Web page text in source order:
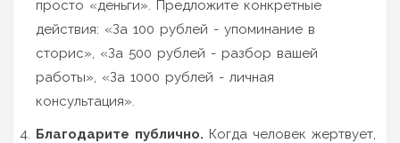
просто «деньги». Предложите конкретные
действия: «За 100 рублей - упоминание в
сторис», «За 500 рублей - разбор вашей
работы», «За 1000 рублей - личная
консультация».
Благодарите публично. Когда человек жертвует,